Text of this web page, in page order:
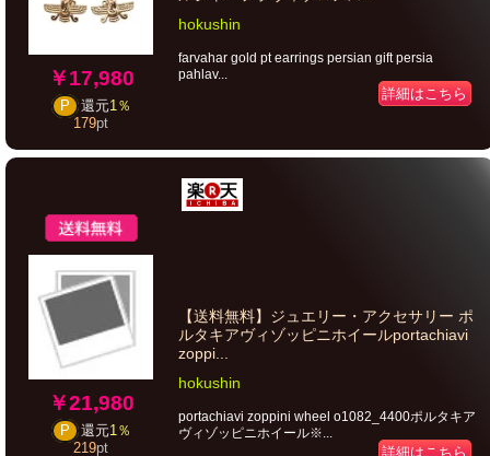
￥17,980
P 還元1％
179pt
hokushin
farvahar gold pt earrings persian gift persia
pahlav...
詳細はこちら
￥21,980
P 還元1％
219pt
【送料無料】ジュエリー・アクセサリー ポ
ルタキアヴィゾッピニホイールportachiavi
zoppi...
hokushin
portachiavi zoppini wheel o1082_4400ポルタキア
ヴィゾッピニホイール※...
詳細はこちら